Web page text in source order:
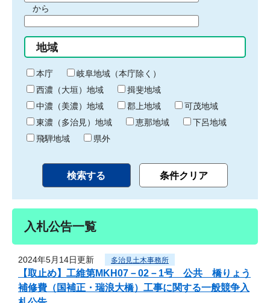
間
始
り
から
間
終
わ
り
地域
本庁
岐阜地域（本庁除く）
西濃（大垣）地域
揖斐地域
中濃（美濃）地域
郡上地域
可茂地域
東濃（多治見）地域
恵那地域
下呂地域
飛騨地域
県外
入札公告一覧
2024年5月14日更新 多治見土木事務所
【取止め】工維第MKH07－02－1号 公共 橋りょう
補修費（国補正・瑞浪大橋）工事に関する一般競争入